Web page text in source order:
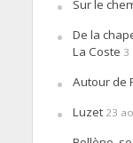
Sur le
De la
La Coste 3
Autour de
Luzet 23